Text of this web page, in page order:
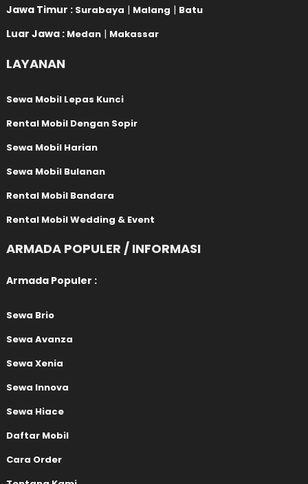
Jawa Timur : Surabaya | Malang | Batu
Luar Jawa : Medan | Makassar
LAYANAN
Sewa Mobil Lepas Kunci
Rental Mobil Dengan Sopir
Sewa Mobil Harian
Sewa Mobil Bulanan
Rental Mobil Bandara
Rental Mobil Wedding & Event
ARMADA POPULER / INFORMASI
Armada Populer :
Sewa Brio
Sewa Avanza
Sewa Xenia
Sewa Innova
Sewa Hiace
Daftar Mobil
Cara Order